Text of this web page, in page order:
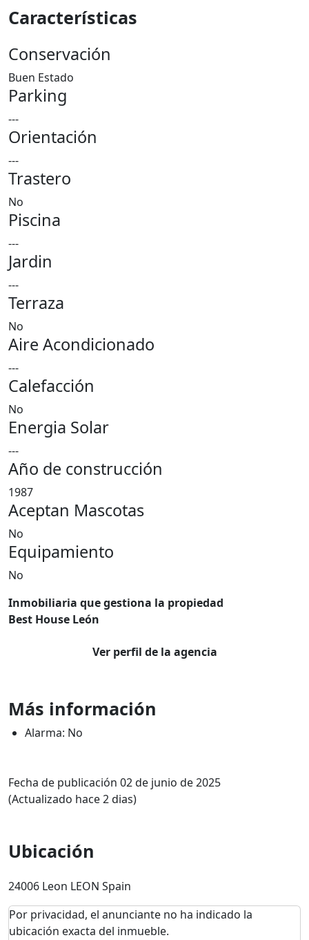
Características
Conservación
Buen Estado
Parking
---
Orientación
---
Trastero
No
Piscina
---
Jardin
---
Terraza
No
Aire Acondicionado
---
Calefacción
No
Energia Solar
---
Año de construcción
1987
Aceptan Mascotas
No
Equipamiento
No
Inmobiliaria que gestiona la propiedad
Best House León
Ver perfil de la agencia
Más información
Alarma: No
Fecha de publicación 02 de junio de 2025
(Actualizado hace 2 dias)
Ubicación
24006 Leon LEON Spain
Por privacidad, el anunciante no ha indicado la
ubicación exacta del inmueble.